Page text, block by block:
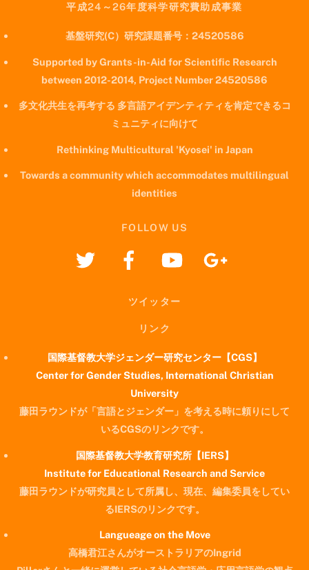
平成24～26年度科学研究費助成事業
基盤研究(C）研究課題番号：24520586
Supported by Grants-in-Aid for Scientific Research
between 2012-2014, Project Number 24520586
多文化共生を再考する 多言語アイデンティティを肯定できるコ
ミュニティに向けて
Rethinking Multicultural 'Kyosei' in Japan
Towards a community which accommodates multilingual
identities
FOLLOW US
ツイッター
リンク
国際基督教大学ジェンダー研究センター【CGS】
Center for Gender Studies, International Christian
University
藤田ラウンドが「言語とジェンダー」を考える時に頼りにして
いるCGSのリンクです。
国際基督教大学教育研究所【IERS】
Institute for Educational Research and Service
藤田ラウンドが研究員として所属し、現在、編集委員をしてい
るIERSのリンクです。
Langueage on the Move
高橋君江さんがオーストラリアのIngrid